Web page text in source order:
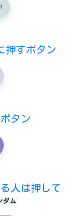
押すボタン
タン
人は押して
ダム